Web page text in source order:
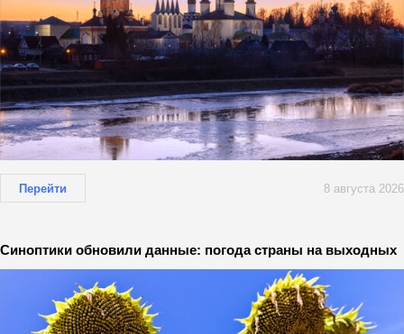
Перейти 8 августа 2026
Синоптики обновили данные: погода страны на выходных